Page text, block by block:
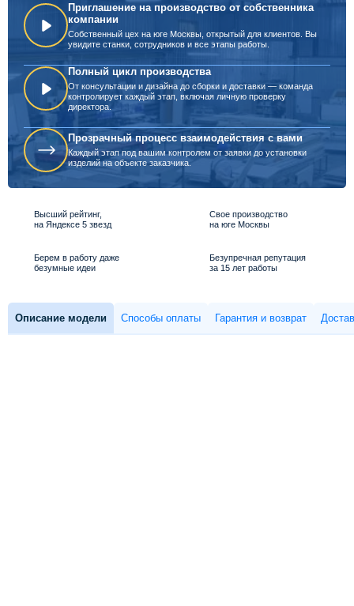
Приглашение на производство от собственника
компании
Собственный цех на юге Москвы, открытый для клиентов. Вы
увидите станки, сотрудников и все этапы работы.
Полный цикл производства
От консультации и дизайна до сборки и доставки — команда
контролирует каждый этап, включая личную проверку
директора.
Прозрачный процесс взаимодействия с вами
Каждый этап под вашим контролем от заявки до установки
изделий на объекте заказчика.
Высший рейтинг,
на Яндексе 5 звезд
Свое производство
на юге Москвы
Берем в работу даже
безумные идеи
Безупречная репутация
за 15 лет работы
Описание модели Способы оплаты Гарантия и возврат